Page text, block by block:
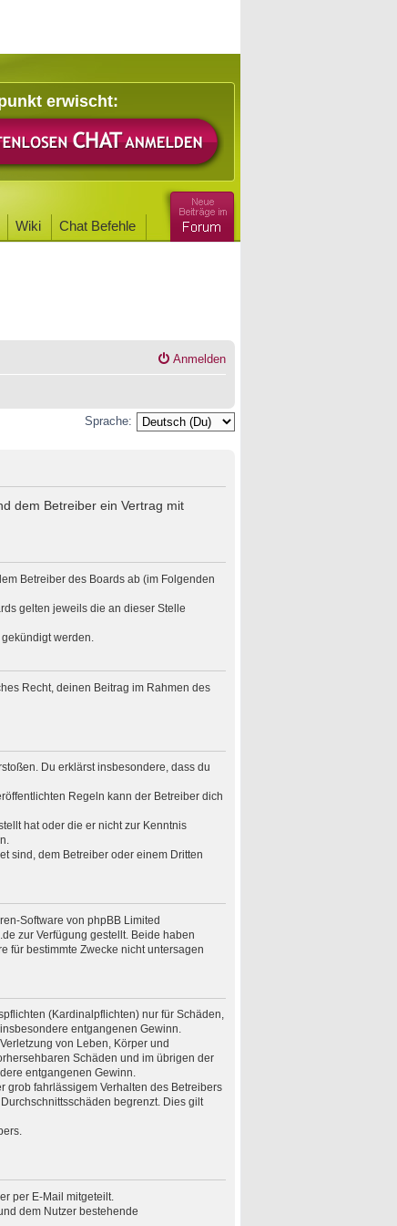
erwischt:
Wiki Chat Befehle
Anmelden
Sprache:
dem Betreiber ein Vertrag mit
Betreiber des Boards ab (im Folgenden
gelten jeweils die an dieser Stelle
werden.
Recht, deinen Beitrag im Rahmen des
Du erklärst insbesondere, dass du
Regeln kann der Betreiber dich
hat oder die er nicht zur Kenntnis
sind, dem Betreiber oder einem Dritten
Software von phpBB Limited
zur Verfügung gestellt. Beide haben
für bestimmte Zwecke nicht untersagen
(Kardinalpflichten) nur für Schäden,
entgangenen Gewinn.
von Leben, Körper und
Schäden und im übrigen der
entgangenen Gewinn.
grob fahrlässigem Verhalten des Betreibers
begrenzt. Dies gilt
per E-Mail mitgeteilt.
dem Nutzer bestehende